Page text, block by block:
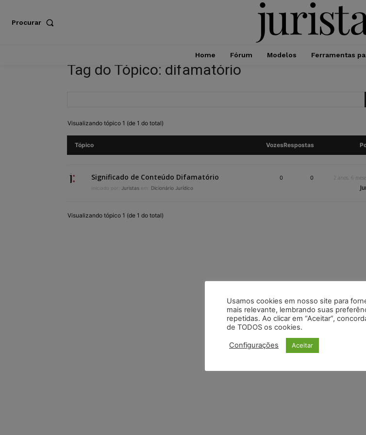
Procurar
Home Fórum Modelos Ferramentas
Tag do Tópico: difamatório
Visualizando tópico 1 (de 1 do total)
Tópico VozesRespostas
Significado de Conteúdo Difamatório
Iniciado por: Juristas em: Dicionário Jurídico
0 0 2 anos, 6
Visualizando tópico 1 (de 1 do total)
Usamos cookies em nosso site para
mais relevante, lembrando suas
repetidas. Ao clicar em “Aceitar”,
de TODOS os cookies.
Configurações Aceitar